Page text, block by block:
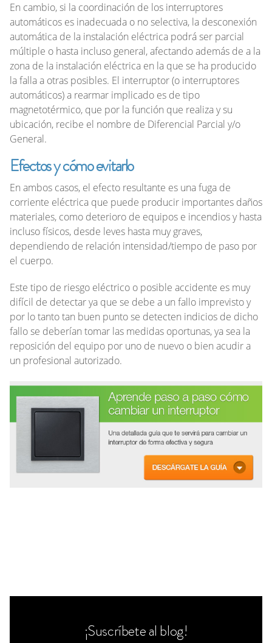
En cambio, si la coordinación de los interruptores
automáticos es inadecuada o no selectiva, la desconexión
automática de la instalación eléctrica podrá ser parcial
múltiple o hasta incluso general, afectando además de a la
zona de la instalación eléctrica en la que se ha producido
la falla a otras posibles. El interruptor (o interruptores
automáticos) a rearmar implicado es de tipo
magnetotérmico, que por la función que realiza y su
ubicación, recibe el nombre de Diferencial Parcial y/o
General.
Efectos y cómo evitarlo
En ambos casos, el efecto resultante es una fuga de
corriente eléctrica que puede producir importantes daños
materiales, como deterioro de equipos e incendios y hasta
incluso físicos, desde leves hasta muy graves,
dependiendo de relación intensidad/tiempo de paso por
el cuerpo.
Este tipo de riesgo eléctrico o posible accidente es muy
difícil de detectar ya que se debe a un fallo imprevisto y
por lo tanto tan buen punto se detecten indicios de dicho
fallo se deberían tomar las medidas oportunas, ya sea la
reposición del equipo por uno de nuevo o bien acudir a
un profesional autorizado.
¡Suscríbete al blog!